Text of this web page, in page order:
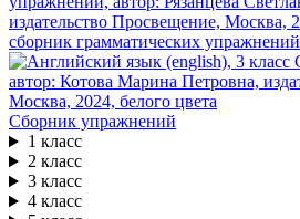
сборник грамматических упражнений
Сборник упражнений
1 класс
2 класс
3 класс
4 класс